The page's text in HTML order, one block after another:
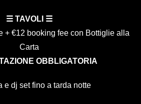
☰TAVOLI ☰
+ €12 booking fee con Bottiglie alla
Carta
OBBLIGATORIA
e dj set fino a tarda notte